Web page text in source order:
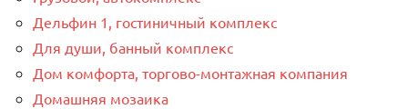
Дельфин 1, гостиничный комплекс
Для души, банный комплекс
Дом комфорта, торгово-монтажная компания
Домашняя мозаика